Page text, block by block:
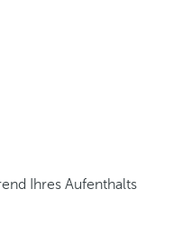
Ihres Aufenthalts